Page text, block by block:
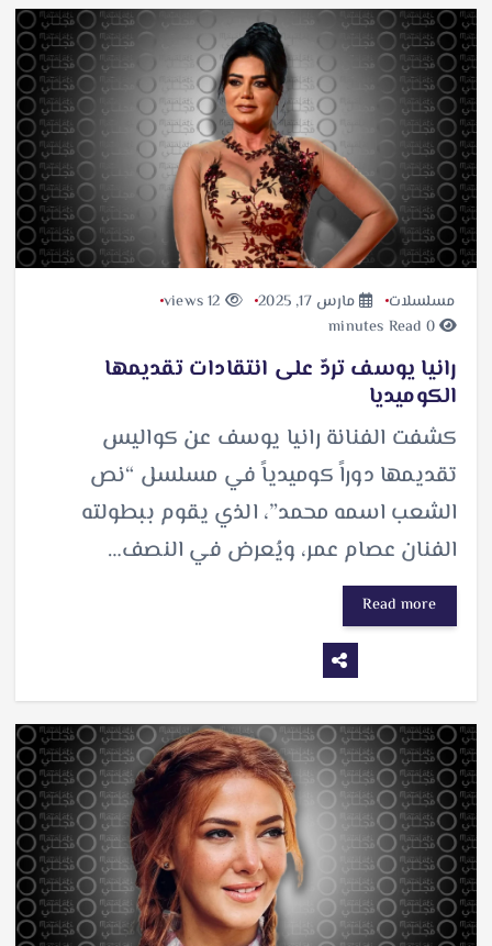
مسلسلات مارس 17, 2025
0 minutes Read
رانيا يوسف تردّ على انتقادات تقديمها
الكوميديا
كشفت الفنانة رانيا يوسف عن كواليس
تقديمها دوراً كوميدياً في مسلسل “نص
الشعب اسمه محمد”، الذي يقوم ببطولته
الفنان عصام عمر، ويُعرض في النصف…
Read more